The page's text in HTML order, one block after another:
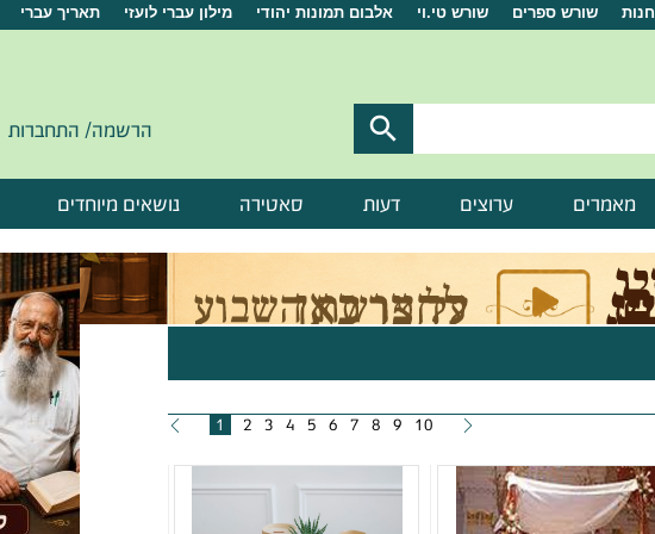
חנות שורש ספרים שורש טי.וי אלבום תמונות יהודי מילון עברי לועזי תאריך עברי
 הרשמה/ התחברות
מאמרים ערוצים דעות סאטירה נושאים מיוחדים
1 2 3 4 5 6 7 8 9 10